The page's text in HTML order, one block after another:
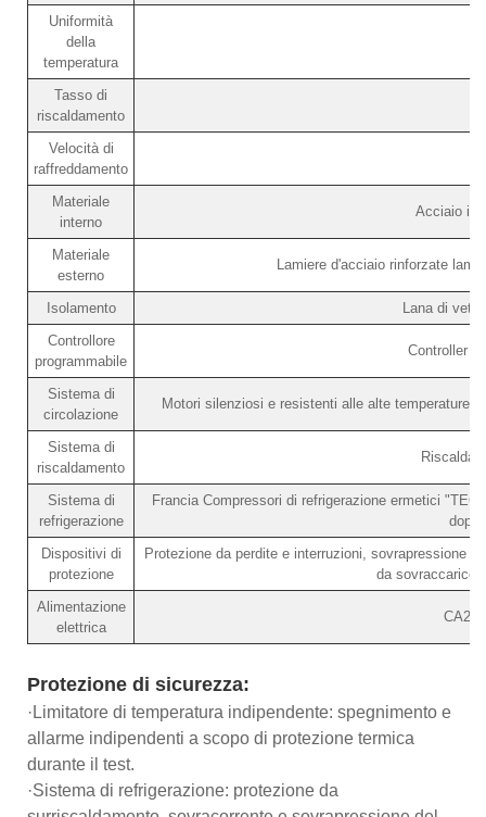
Uniformità
della
temperatura
Tasso di
riscaldamento
Velocità di
raffreddamento
Materiale
interno
Acciaio
Materiale
esterno
Lamiere d'acciaio rinforzate
Isolamento
Lana di
Controllore
programmabile
Controller
Sistema di
circolazione
Motori silenziosi e resistenti alle alte temperature,
Sistema di
riscaldamento
Sistema di
refrigerazione
Francia Compressori di refrigerazione ermetici
Dispositivi di
protezione
Protezione da perdite e interruzioni, sovrapressione
da sovraccarico
Alimentazione
elettrica
Protezione di sicurezza:
·Limitatore di temperatura indipendente: spegnimento e
allarme indipendenti a scopo di protezione termica
durante il test.
·Sistema di refrigerazione: protezione da